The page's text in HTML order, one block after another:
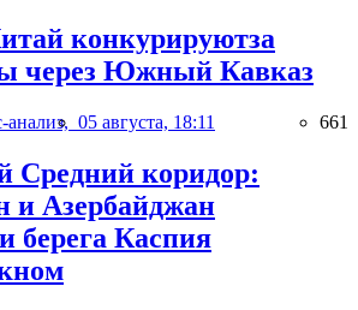
конкурируютза
через Южный Кавказ
анализ, 05 августа, 18:11 661
Средний коридор:
и Азербайджан
берега Каспия